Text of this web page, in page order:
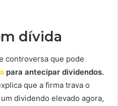
dívida
controversa que pode
para antecipar dividendos.
que a firma trava o
dividendo elevado agora,